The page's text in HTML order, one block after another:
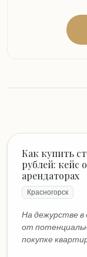
Как купить
рублей: кейс
арендаторах
Красногорск
На дежурстве в
от
покупке